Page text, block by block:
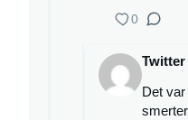
0
Det